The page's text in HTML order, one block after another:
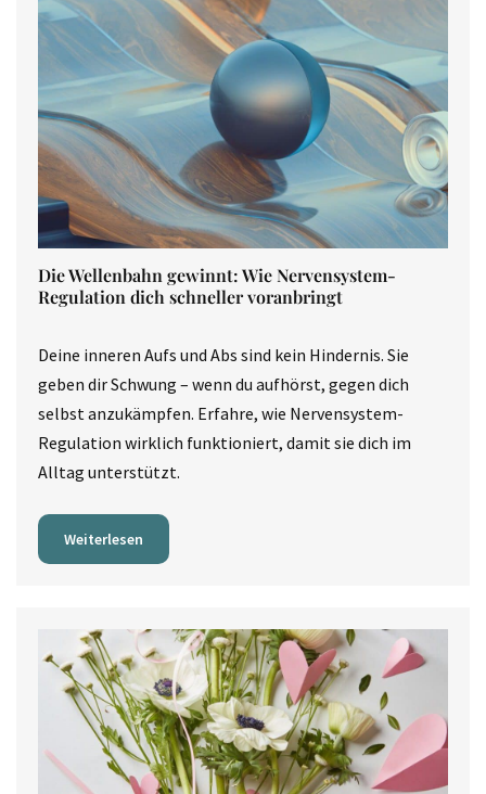
Die Wellenbahn gewinnt: Wie Nervensystem-
Regulation dich schneller voranbringt
Deine inneren Aufs und Abs sind kein Hindernis. Sie
geben dir Schwung – wenn du aufhörst, gegen dich
selbst anzukämpfen. Erfahre, wie Nervensystem-
Regulation wirklich funktioniert, damit sie dich im
Alltag unterstützt.
Weiterlesen